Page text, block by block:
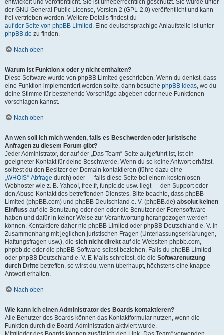
entwickelt und veröffentlicht. Sie ist urheberrechtlich geschützt. Sie wurde unter
der GNU General Public License, Version 2 (GPL-2.0) veröffentlicht und kann
frei vertrieben werden. Weitere Details findest du
auf der Seite von phpBB Limited . Eine deutschsprachige Anlaufstelle ist unter
phpBB.de zu finden.
Nach oben
Warum ist Funktion x oder y nicht enthalten?
Diese Software wurde von phpBB Limited geschrieben. Wenn du denkst, dass
eine Funktion implementiert werden sollte, dann besuche phpBB Ideas, wo du
deine Stimme für bestehende Vorschläge abgeben oder neue Funktionen
vorschlagen kannst.
Nach oben
An wen soll ich mich wenden, falls es Beschwerden oder juristische
Anfragen zu diesem Forum gibt?
Jeder Administrator, der auf der „Das Team“-Seite aufgeführt ist, ist ein
geeigneter Kontakt für deine Beschwerde. Wenn du so keine Antwort erhältst,
solltest du den Besitzer der Domain kontaktieren (führe dazu eine
„WHOIS“-Abfrage durch) oder — falls diese Seite bei einem kostenlosen
Webhoster wie z. B. Yahoo!, free.fr, funpic.de usw. liegt — den Support oder
den Abuse-Kontakt des betreffenden Dienstes. Bitte beachte, dass phpBB
Limited (phpBB.com) und phpBB Deutschland e. V. (phpBB.de) absolut keinen
Einfluss auf die Benutzung oder den oder die Benutzer der Forensoftware
haben und dafür in keiner Weise zur Verantwortung herangezogen werden
können. Kontaktiere daher nie phpBB Limited oder phpBB Deutschland e. V. in
Zusammenhang mit jeglichen juristischen Fragen (Unterlassungserklärungen,
Haftungsfragen usw.), die sich nicht direkt auf die Websiten phpbb.com,
phpbb.de oder die phpBB-Software selbst beziehen. Falls du phpBB Limited
oder phpBB Deutschland e. V. E-Mails schreibst, die die Softwarenutzung
durch Dritte betreffen, so wirst du, wenn überhaupt, höchstens eine knappe
Antwort erhalten.
Nach oben
Wie kann ich einen Administrator des Boards kontaktieren?
Alle Benutzer des Boards können das Kontaktformular nutzen, wenn die
Funktion durch die Board-Administration aktiviert wurde.
Mitglieder des Boards können zusätzlich den Link „Das Team“ verwenden.